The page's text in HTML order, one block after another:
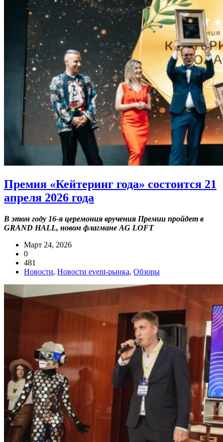
Премия «Кейтеринг года» состоится 21
апреля 2026 года
В этом году 16-я церемония вручения Премии пройдет в
GRAND HALL, новом флагмане AG LOFT
Март 24, 2026
0
481
Новости, Новости event-рынка, Обзоры